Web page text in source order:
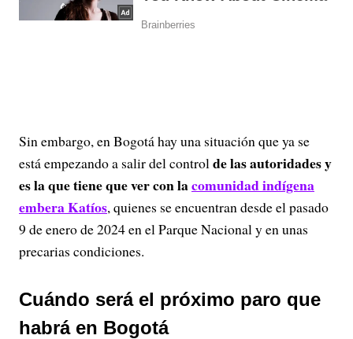
Sin embargo, en Bogotá hay una situación que ya se
está empezando a salir del controlde las autoridades y
es la que tiene que ver con lacomunidad indígena
embera Katíos, quienes se encuentran desde el pasado
9 de enero de 2024 en el Parque Nacional y en unas
precarias condiciones.
Cuándo será el próximo paro que
habrá en Bogotá